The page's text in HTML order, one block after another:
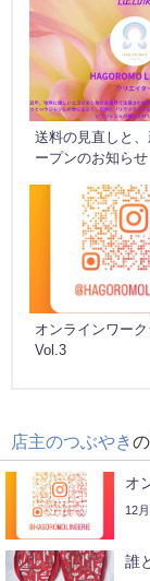
送料の見直しと
ープンのお知らせ
オンラインワー
Vol.3
店主のつぶやき
オ
12
誰